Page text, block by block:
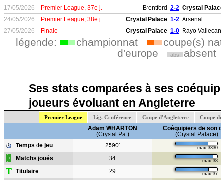
17/05/2026
Premier League, 37e j. Brentford 2-2 Crystal
24/05/2026
Premier League, 38e j. Crystal Palace 1-2 Arsenal
27/05/2026
Finale Crystal Palace 1-0 Rayo
légende: championnat
coupe(s)
d'europe
abs. absent
Ses stats comparées à ses
joueurs évoluant en Angleterre
Premier League Lig. Conférence Coupe d'Angleterre Coupe
Adam WHARTON
(Crystal Pa.)
Coéquipiers de son
(Crystal Palace)
Temps de jeu
2590' max:3330
Matchs joués 34 max:38
T Titulaire 29 max:37